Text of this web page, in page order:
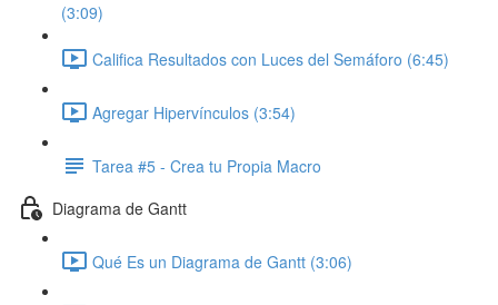
(3:09)
Califica Resultados con Luces del Semáforo (6:45)
Agregar Hipervínculos (3:54)
Tarea #5 - Crea tu Propia Macro
Diagrama de Gantt
Qué Es un Diagrama de Gantt (3:06)